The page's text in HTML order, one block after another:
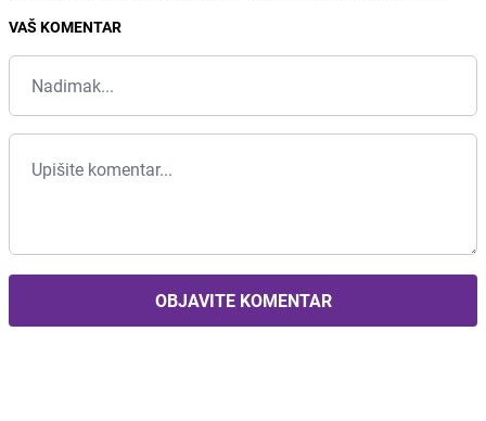
VAŠ KOMENTAR
OBJAVITE KOMENTAR